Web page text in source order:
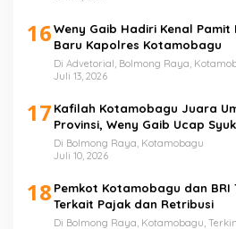
16Weny Gaib Hadiri Kenal
Baru Kapolres Kotamobagu
Di Advetorial, Bolmong Raya,
Juli 13, 2026
17 Kafilah Kotamobagu Juara
Provinsi, Weny Gaib Ucap
Di Bolmong Raya, Kotamobagu
Juli 10, 2026
18 Pemkot Kotamobagu dan BRI
Terkait Pajak dan Retribusi
Di Bolmong Raya, Kotamobagu,